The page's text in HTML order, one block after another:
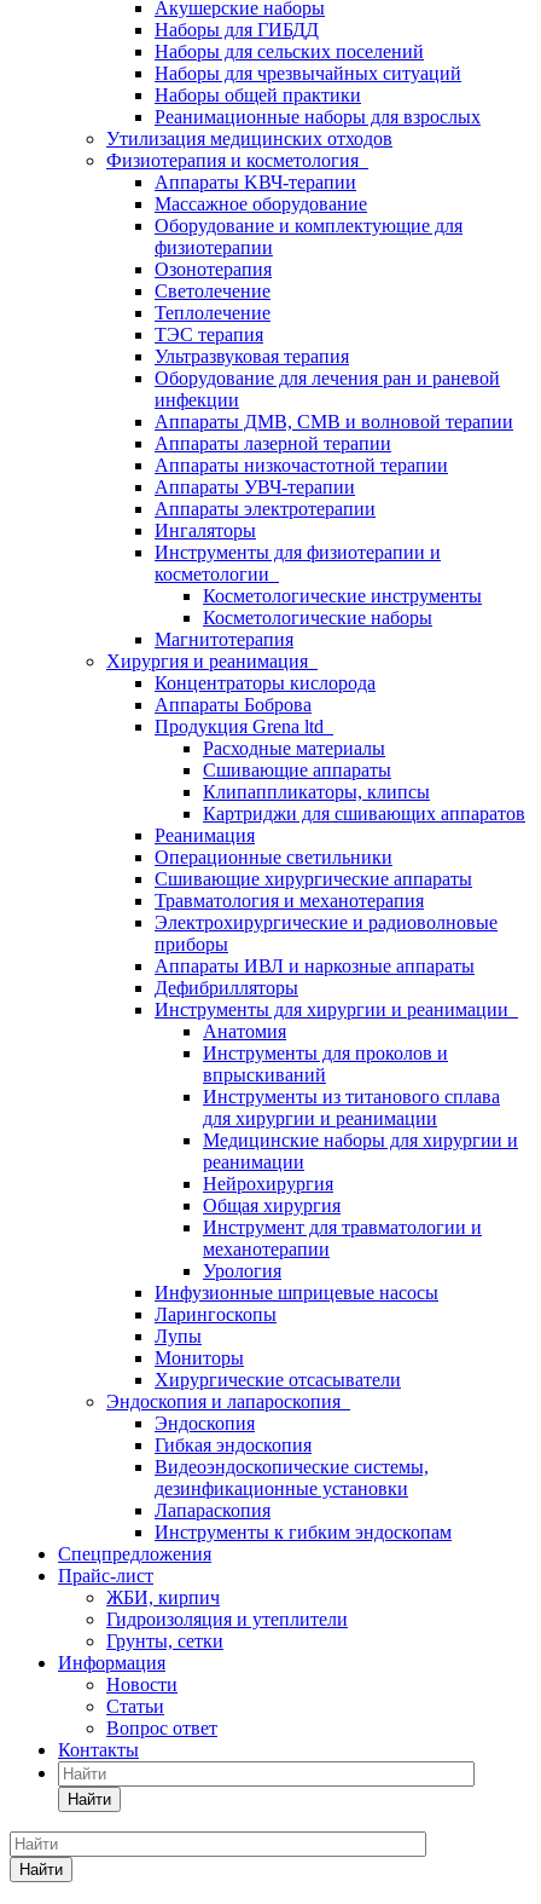
Акушерские наборы
Наборы для ГИБДД
Наборы для сельских поселений
Наборы для чрезвычайных ситуаций
Наборы общей практики
Реанимационные наборы для взрослых
Утилизация медицинских отходов
Физиотерапия и косметология
Аппараты KВЧ-терапии
Массажное оборудование
Оборудование и комплектующие для
физиотерапии
Озонотерапия
Светолечение
Теплолечение
ТЭС терапия
Ультразвуковая терапия
Оборудование для лечения ран и раневой
инфекции
Аппараты ДМВ, СМВ и волновой терапии
Аппараты лазерной терапии
Аппараты низкочастотной терапии
Аппараты УВЧ-терапии
Аппараты электротерапии
Ингаляторы
Инструменты для физиотерапии и
косметологии
Косметологические инструменты
Косметологические наборы
Магнитотерапия
Хирургия и реанимация
Концентраторы кислорода
Аппараты Боброва
Продукция Grena ltd
Расходные материалы
Сшивающие аппараты
Клипаппликаторы, клипсы
Картриджи для сшивающих аппаратов
Реанимация
Операционные светильники
Сшивающие хирургические аппараты
Травматология и механотерапия
Электрохирургические и радиоволновые
приборы
Аппараты ИВЛ и наркозные аппараты
Дефибрилляторы
Инструменты для хирургии и реанимации
Анатомия
Инструменты для проколов и
впрыскиваний
Инструменты из титанового сплава
для хирургии и реанимации
Медицинские наборы для хирургии и
реанимации
Нейрохирургия
Общая хирургия
Инструмент для травматологии и
механотерапии
Урология
Инфузионные шприцевые насосы
Ларингоскопы
Лупы
Мониторы
Хирургические отсасыватели
Эндоскопия и лапароскопия
Эндоскопия
Гибкая эндоскопия
Видеоэндоскопические системы,
дезинфикационные установки
Лапараскопия
Инструменты к гибким эндоскопам
Спецпредложения
Прайс-лист
ЖБИ, кирпич
Гидроизоляция и утеплители
Грунты, сетки
Информация
Новости
Статьи
Вопрос ответ
Контакты
Найти
Найти